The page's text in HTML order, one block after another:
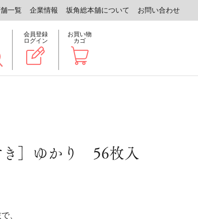
一覧 企業情報 坂角総本舖について お問い合わせ
会員登録
ログイン
お買い物
カゴ
き］ゆかり 56枚入
、